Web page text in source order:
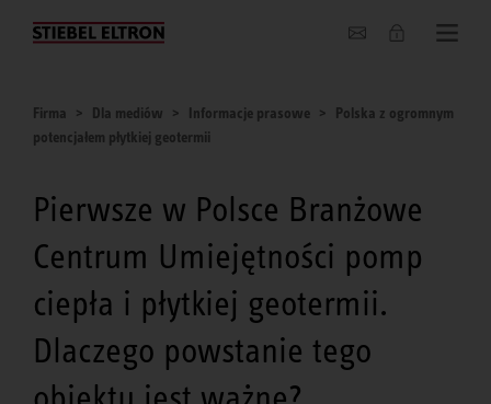
O nas
Firma Dla mediów Informacje prasowe
Polska z ogromnym
potencjałem płytkiej geotermii
Pierwsze w Polsce Branżowe
Centrum Umiejętności pomp
ciepła i płytkiej geotermii.
Dlaczego powstanie tego